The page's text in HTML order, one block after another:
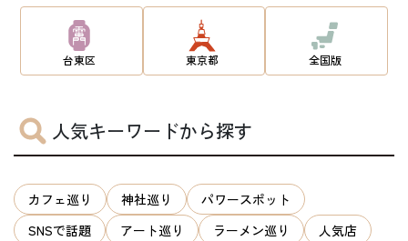
台東区 東京都 全国版
人気キーワードから探す
カフェ巡り 神社巡り
パワースポット
SNSで話題
アート巡り ラーメン巡り
人気店